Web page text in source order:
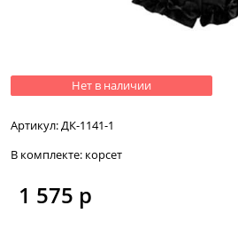
Нет в наличии
Артикул:ДК-1141-1
В комплекте: корсет
1 575 р